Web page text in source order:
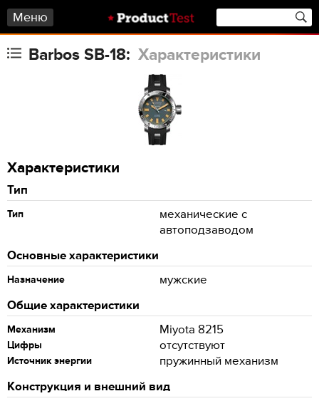
Меню
Barbos SB-18: Характеристики
Характеристики
Тип
Тип
механические с
автоподзаводом
Основные характеристики
Назначение
мужские
Общие характеристики
Механизм Miyota 8215
Цифры отсутствуют
Источник энергии
пружинный механизм
Конструкция и внешний вид